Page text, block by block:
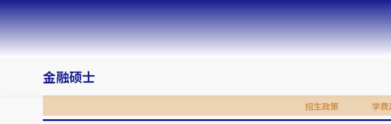
金融硕士
招生政策 学